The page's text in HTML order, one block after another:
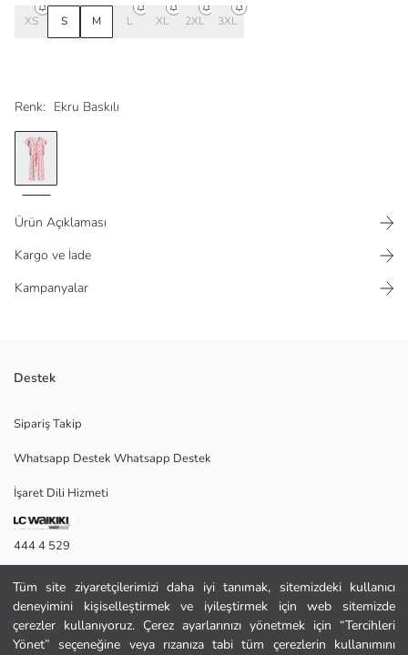
Tüm site ziyaretçilerimizi daha iyi tanımak, sitemizdeki kullanıcı
deneyimini kişiselleştirmek ve iyileştirmek için web sitemizde
çerezler kullanıyoruz. Çerez ayarlarınızı yönetmek için “Tercihleri
Yönet” seçeneğine veya rızanıza tabi tüm çerezlerin kullanımını
Renk: Ekru Baskılı
XS S M L XL 2XL 3XL
Ürün Açıklaması
Kargo ve İade
Kampanyalar
üst ile uzun bir alttan oluşmaktadır.
Ana Kumaş Bluz:
Ana Kumaş Pantolon:
Menşei:
Satıcı:
Destek
Sipariş Takip
Whatsapp Destek Whatsapp Destek
İşaret Dili Hizmeti
444 4 529
İletişim Formu
444 4 529